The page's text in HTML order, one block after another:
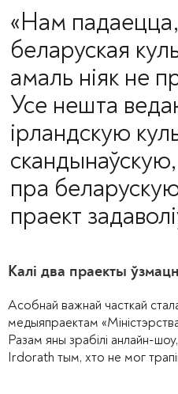
«Нам
беларуская
амаль ніяк не
Усе нешта
ірландскую
скандынаўскую,
пра
праект
Калі два праекты
Асобнай важнай часткай
медыяпраектам
Разам яны зрабілі анлайн-
Irdorath тым, хто не мог